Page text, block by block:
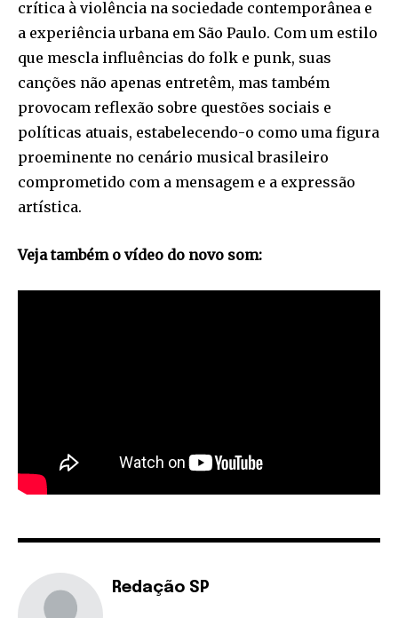
crítica à violência na sociedade contemporânea e
a experiência urbana em São Paulo. Com um estilo
que mescla influências do folk e punk, suas
canções não apenas entretêm, mas também
provocam reflexão sobre questões sociais e
políticas atuais, estabelecendo-o como uma figura
proeminente no cenário musical brasileiro
comprometido com a mensagem e a expressão
artística.
Veja também o vídeo do novo som:
Redação SP